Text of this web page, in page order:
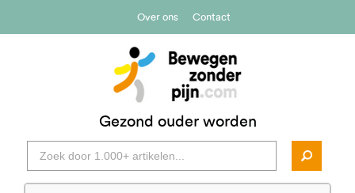
Over ons Contact
Gezond ouder worden